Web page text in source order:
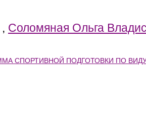
, Соломяная Ольга
СПОРТИВНОЙ ПОДГОТОВКИ ПО